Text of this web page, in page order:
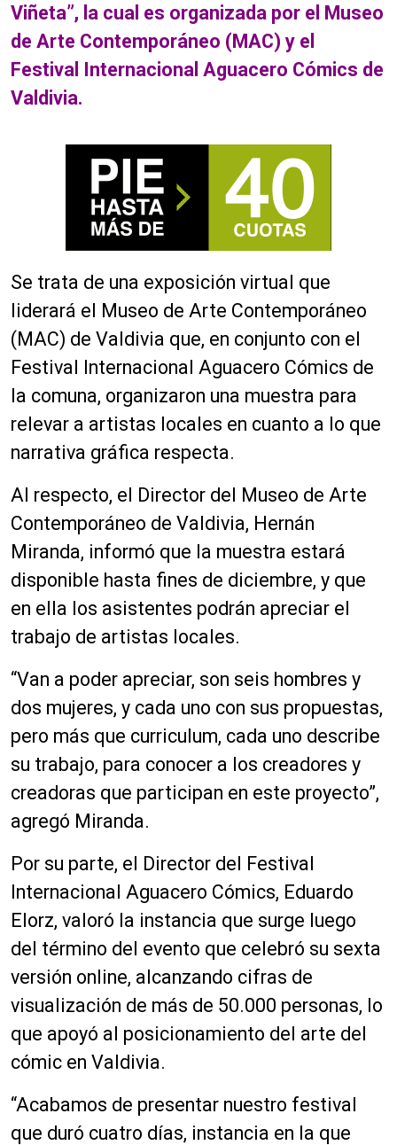
Viñeta”, la cual es organizada por el Museo
de Arte Contemporáneo (MAC) y el
Festival Internacional Aguacero Cómics de
Valdivia.
Se trata de una exposición virtual que
liderará el Museo de Arte Contemporáneo
(MAC) de Valdivia que, en conjunto con el
Festival Internacional Aguacero Cómics de
la comuna, organizaron una muestra para
relevar a artistas locales en cuanto a lo que
narrativa gráfica respecta.
Al respecto, el Director del Museo de Arte
Contemporáneo de Valdivia, Hernán
Miranda, informó que la muestra estará
disponible hasta fines de diciembre, y que
en ella los asistentes podrán apreciar el
trabajo de artistas locales.
“Van a poder apreciar, son seis hombres y
dos mujeres, y cada uno con sus propuestas,
pero más que curriculum, cada uno describe
su trabajo, para conocer a los creadores y
creadoras que participan en este proyecto”,
agregó Miranda.
Por su parte, el Director del Festival
Internacional Aguacero Cómics, Eduardo
Elorz, valoró la instancia que surge luego
del término del evento que celebró su sexta
versión online, alcanzando cifras de
visualización de más de 50.000 personas, lo
que apoyó al posicionamiento del arte del
cómic en Valdivia.
“Acabamos de presentar nuestro festival
que duró cuatro días, instancia en la que